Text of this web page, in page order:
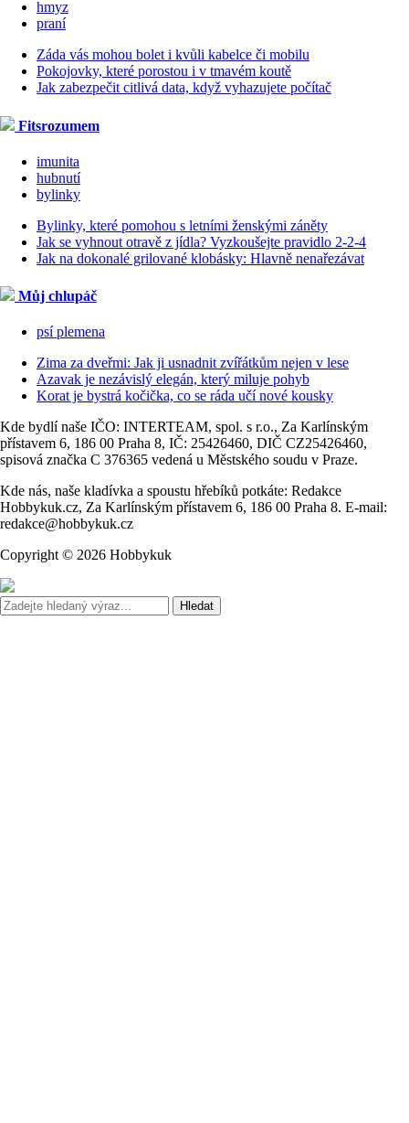
hmyz
praní
Záda vás mohou bolet i kvůli kabelce či mobilu
Pokojovky, které porostou i v tmavém koutě
Jak zabezpečit citlivá data, když vyhazujete počítač
Fitsrozumem
imunita
hubnutí
bylinky
Bylinky, které pomohou s letními ženskými záněty
Jak se vyhnout otravě z jídla? Vyzkoušejte pravidlo 2-2-4
Jak na dokonalé grilované klobásky: Hlavně nenařezávat
Můj chlupáč
psí plemena
Zima za dveřmi: Jak ji usnadnit zvířátkům nejen v lese
Azavak je nezávislý elegán, který miluje pohyb
Korat je bystrá kočička, co se ráda učí nové kousky
Kde bydlí naše IČO: INTERTEAM, spol. s r.o., Za Karlínským
přístavem 6, 186 00 Praha 8, IČ: 25426460, DIČ CZ25426460,
spisová značka C 376365 vedená u Městského soudu v Praze.
Kde nás, naše kladívka a spoustu hřebíků potkáte: Redakce
Hobbykuk.cz, Za Karlínským přístavem 6, 186 00 Praha 8. E-mail:
redakce@hobbykuk.cz
Copyright © 2026 Hobbykuk